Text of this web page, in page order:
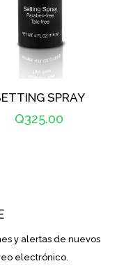
SPRAY
Precio
Q325.00
y alertas de nuevos
electrónico.